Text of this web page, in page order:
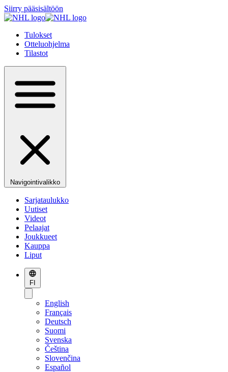
Siirry pääsisältöön
Tulokset
Otteluohjelma
Tilastot
Navigointivalikko
Sarjataulukko
Uutiset
Videot
Pelaajat
Joukkueet
Kauppa
Liput
FI
English
Français
Deutsch
Suomi
Svenska
Čeština
Slovenčina
Español